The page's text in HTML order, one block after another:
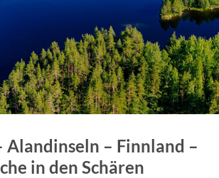
Alandinseln – Finnland –
in den Schären